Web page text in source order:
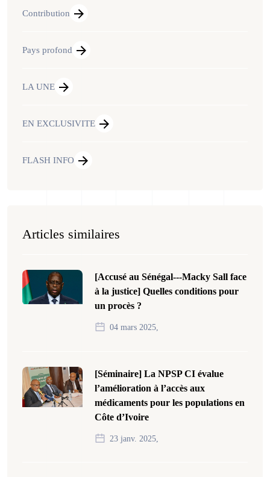
Contribution
Pays profond
LA UNE
EN EXCLUSIVITE
FLASH INFO
Articles similaires
[Accusé au Sénégal---Macky Sall face
à la justice] Quelles conditions pour
un procès ?
04 mars 2025,
[Séminaire] La NPSP CI évalue
l’amélioration à l’accès aux
médicaments pour les populations en
Côte d’Ivoire
23 janv. 2025,